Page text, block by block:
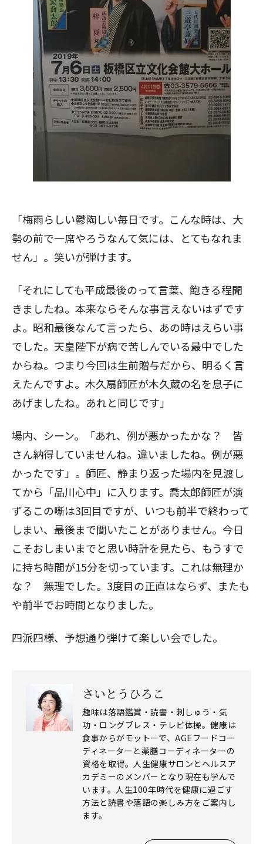
「梅雨らしい鬱陶しい毎日です。こんな時は、大
勢の前で一席やろうなんて気には、とてもなれま
せん」。笑いが弾けます。
「それにしても平成最後のって言葉、飽きる程聞
きましたね。本来ならそんな事言えないはずです
よ。昭和最後なんて言ったら、あの時はえらい事
でした。天皇陛下が病で苦しんでいる最中でした
からね。つまり今回は生前贈与だから、明るく言
えたんですよ。木久扇師匠が木久蔵の名を息子に
あげましたね。あれと同じです」
場内、シーン。「あれ、例が悪かったかな？ 皆
さん納得していませんね。違いましたね。例が悪
かったです」。師匠、静まり返った場内を見渡し
てから「品川心中」に入ります。喬太郎師匠が演
ずるこの噺は3回目ですが、いつも前半で終わって
しまい、最後まで聞いたことがありません。今日
こそおしまいまでと思い時計を見たら、もうすで
に持ち時間が15分を切っています。これは無理か
な？ 無理でした。3度目の正直はならず、またも
や前半でお時間となりました。
四派四様、予想通り弾けて楽しい会でした。
さいとうひろこ
趣味は落語鑑賞・読書・刺しゅう・気
功・ロングブレス・テレビ体操。健康は
食事からがモットーで、AGEフードコー
ディネーターと薬膳コーディネーターの
資格を取得。人生健康サロンとヘルスア
カデミーのメンバーとなり現在も学んで
います。人生100年時代を健康に過ごす
方法と読書や落語の楽しみ方をご案内し
ます。
閉じる